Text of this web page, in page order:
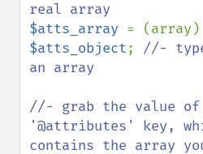
$atts_array
$atts_object; //-
an array
//- grab the value of
'@attributes' key,